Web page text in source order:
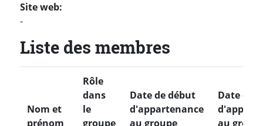
Site web:
-
Liste des membres
Nom et
prénom
Rôle
dans
le
groupe
Date de début
d'appartenance
au groupe
Date de
au